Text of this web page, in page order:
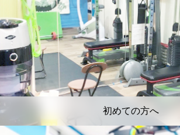
初めての方へ